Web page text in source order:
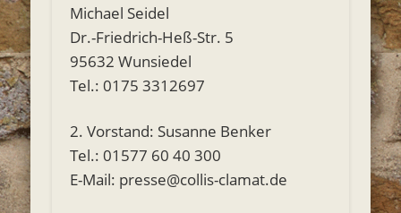
Michael Seidel
Dr.-Friedrich-Heß-Str. 5
95632 Wunsiedel
Tel.: 0175 3312697
2. Vorstand: Susanne Benker
Tel.: 01577 60 40 300
E-Mail: presse@collis-clamat.de